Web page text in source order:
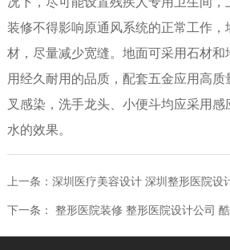
装修不得影响原通风系统的正常工作
材，尽量减少宽缝。地面可采用石材和
用经久耐用的品质，配套五金应用高
叉感染，洗手龙头、小便斗均应采用
水的效果。
上一条： 深圳医疗美容设计 深圳整形医院设
下一条： 整形医院装修 整形医院设计公司